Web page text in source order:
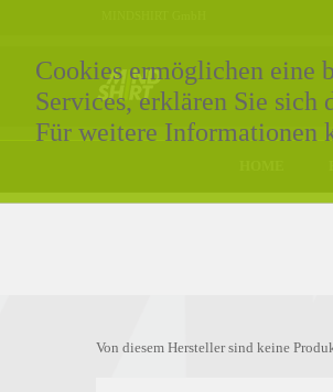
Von diesem Hersteller sind keine
Cookies ermöglichen eine
Services, erklären Sie sich
Für weitere Informationen